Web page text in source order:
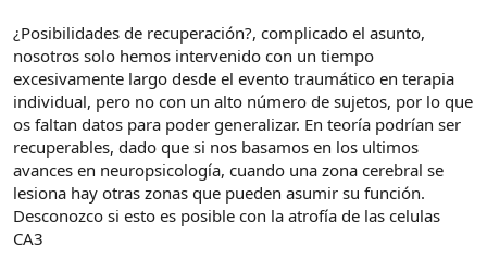
¿Posibilidades de recuperación?, complicado el asunto,
nosotros solo hemos intervenido con un tiempo
excesivamente largo desde el evento traumático en terapia
individual, pero no con un alto número de sujetos, por lo que
os faltan datos para poder generalizar. En teoría podrían ser
recuperables, dado que si nos basamos en los ultimos
avances en neuropsicología, cuando una zona cerebral se
lesiona hay otras zonas que pueden asumir su función.
Desconozco si esto es posible con la atrofía de las celulas
CA3